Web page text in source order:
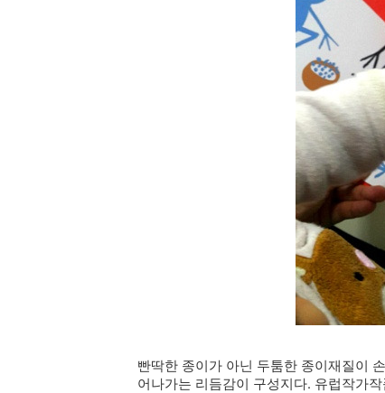
빤딱한 종이가 아닌 두툼한 종이재질이
어나가는 리듬감이 구성지다. 유럽작가